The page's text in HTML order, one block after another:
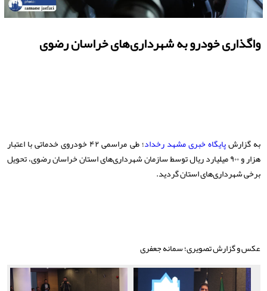
واگذاری خودرو به شهرداری‌های خراسان رضوی
به گزارشپایگاه خبری مشهد رخداد
؛ طی مراسمی ۴۲ خودروی خدماتی با اعتبار
هزار و ۹۰۰ میلیارد ریال توسط سازمان شهرداری‌های استان خراسان رضوی، تحویل
برخی شهرداری‌های استان گردید.
عکس و گزارش تصویری؛ سمانه جعفری